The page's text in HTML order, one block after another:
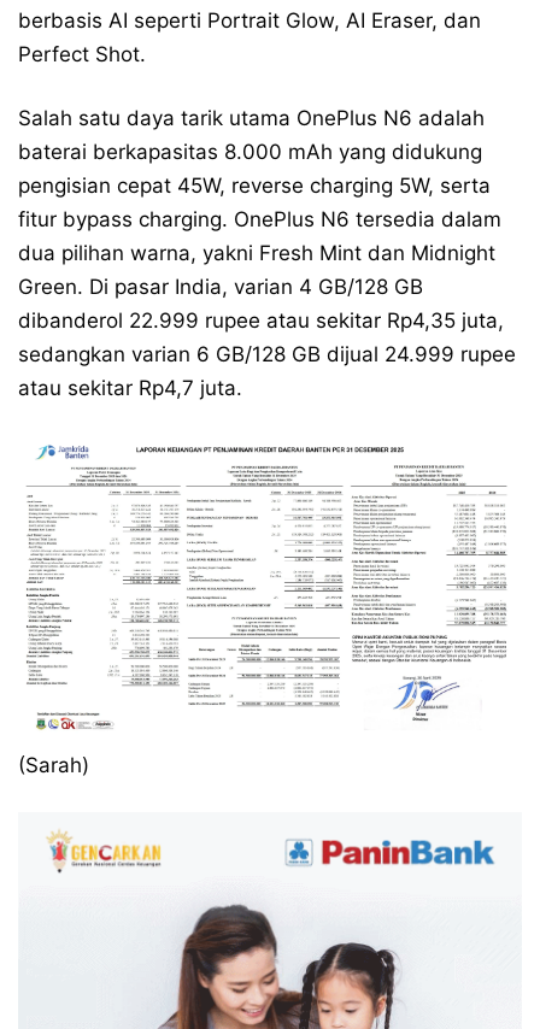
berbasis AI seperti Portrait Glow, AI Eraser, dan
Perfect Shot.
Salah satu daya tarik utama OnePlus N6 adalah
baterai berkapasitas 8.000 mAh yang didukung
pengisian cepat 45W, reverse charging 5W, serta
fitur bypass charging. OnePlus N6 tersedia dalam
dua pilihan warna, yakni Fresh Mint dan Midnight
Green. Di pasar India, varian 4 GB/128 GB
dibanderol 22.999 rupee atau sekitar Rp4,35 juta,
sedangkan varian 6 GB/128 GB dijual 24.999 rupee
atau sekitar Rp4,7 juta.
(Sarah)